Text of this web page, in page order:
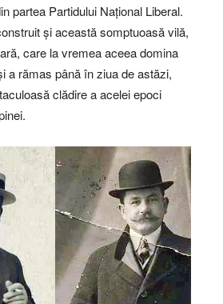
partea Partidului Național Liberal.
și această somptuoasă vilă,
care la vremea aceea domina
a rămas până în ziua de astăzi,
clădire a acelei epoci